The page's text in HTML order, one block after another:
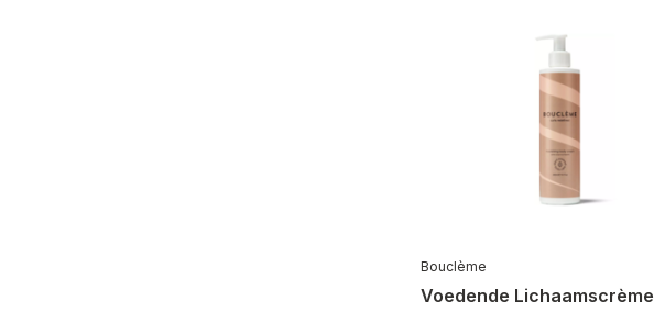
Bouclème
Voedende Lichaamscrème